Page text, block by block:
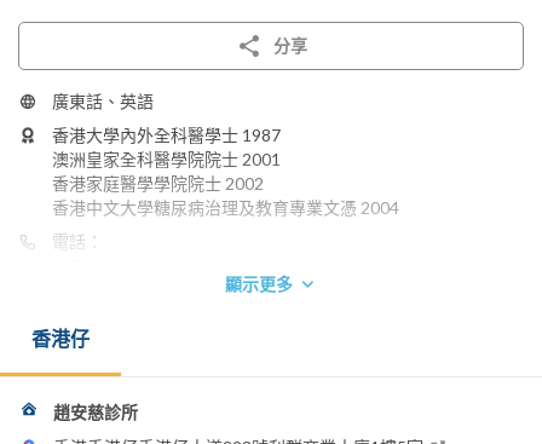
分享
廣東話、英語
香港大學內外全科醫學士 1987
澳洲皇家全科醫學院院士 2001
香港家庭醫學學院院士 2002
香港中文大學糖尿病治理及教育專業文憑 2004
電話：
drochiu@netvigator.com
顯示更多
香港仔
趙安慈診所